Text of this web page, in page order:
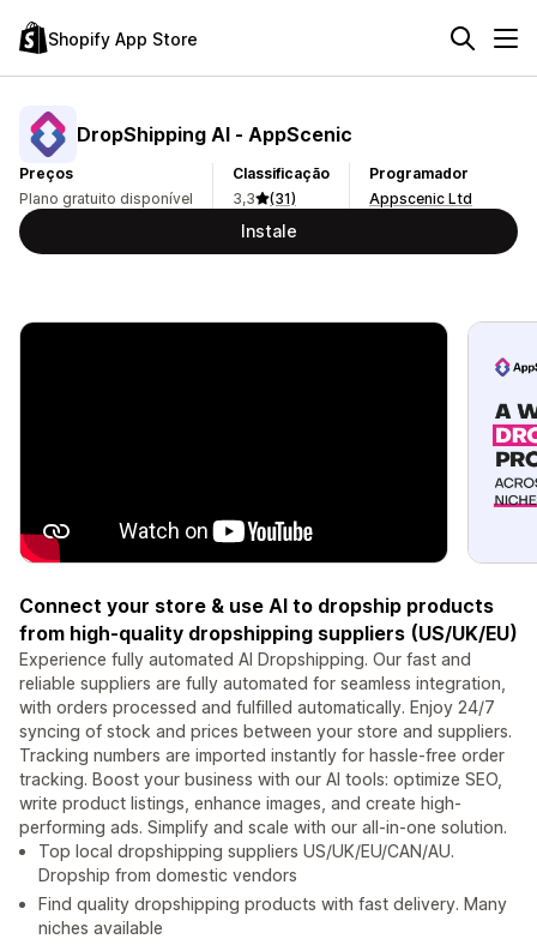
Shopify App Store
DropShipping AI ‑ AppScenic
Preços
Plano gratuito disponível
Classificação
3,3
(31)
Programador
Appscenic Ltd
Instale
Connect your store & use AI to dropship products
from high-quality dropshipping suppliers (US/UK/EU)
Experience fully automated AI Dropshipping. Our fast and
reliable suppliers are fully automated for seamless integration,
with orders processed and fulfilled automatically. Enjoy 24/7
syncing of stock and prices between your store and suppliers.
Tracking numbers are imported instantly for hassle-free order
tracking. Boost your business with our AI tools: optimize SEO,
write product listings, enhance images, and create high-
performing ads. Simplify and scale with our all-in-one solution.
Top local dropshipping suppliers US/UK/EU/CAN/AU.
Dropship from domestic vendors
Find quality dropshipping products with fast delivery. Many
niches available